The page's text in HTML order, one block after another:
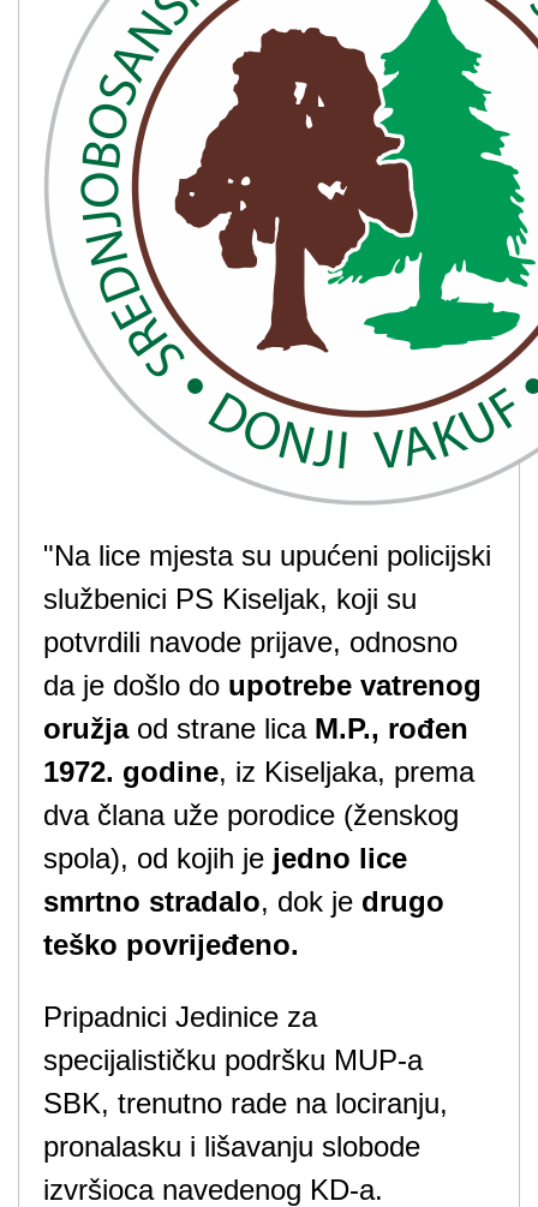
"Na lice mjesta su upućeni policijski
službenici PS Kiseljak, koji su
potvrdili navode prijave, odnosno
da je došlo do upotrebe vatrenog
oružjaod strane lica M.P., rođen
1972. godine, iz Kiseljaka, prema
dva člana uže porodice (ženskog
spola), od kojih je jedno lice
smrtno stradalo, dok je drugo
teško povrijeđeno.
Pripadnici Jedinice za
specijalističku podršku MUP-a
SBK, trenutno rade na lociranju,
pronalasku i lišavanju slobode
izvršioca navedenog KD-a.